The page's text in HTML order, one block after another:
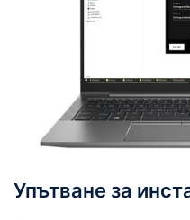
Упътване за